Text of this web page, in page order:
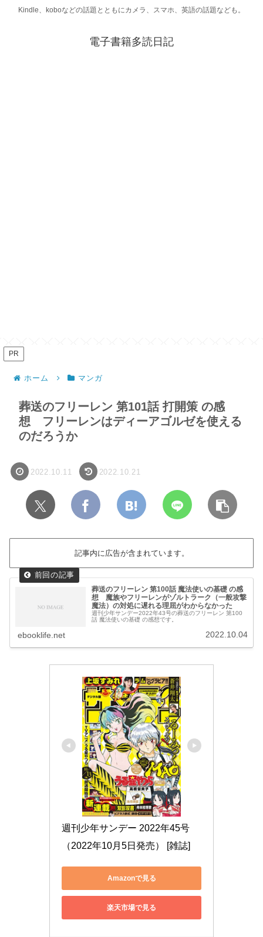
Kindle、koboなどの話題とともにカメラ、スマホ、英語の話題なども。
電子書籍多読日記
PR
ホーム マンガ
葬送のフリーレン 第101話 打開策 の感
想 フリーレンはディーアゴルゼを使える
のだろうか
2022.10.11 2022.10.21
記事内に広告が含まれています。
葬送のフリーレン 第100話 魔法使いの基礎 の感
想 魔族やフリーレンがゾルトラーク（一般攻撃
魔法）の対処に遅れる理屈がわからなかった
週刊少年サンデー2022年43号の葬送のフリーレン 第100
話 魔法使いの基礎 の感想です。
ebooklife.net 2022.10.04
週刊少年サンデー 2022年45号
（2022年10月5日発売） [雑誌]
Amazonで見る
楽天市場で見る